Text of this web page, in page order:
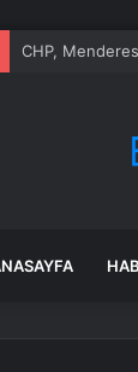
Avrupa’da